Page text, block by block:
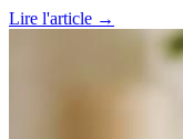
Lire l'article →